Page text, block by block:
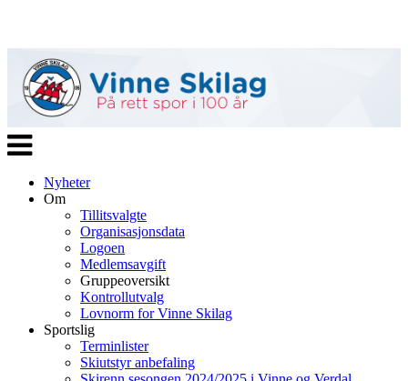
Veksle
navigasjon
Nyheter
Om
Tillitsvalgte
Organisasjonsdata
Logoen
Medlemsavgift
Gruppeoversikt
Kontrollutvalg
Lovnorm for Vinne Skilag
Sportslig
Terminlister
Skiutstyr anbefaling